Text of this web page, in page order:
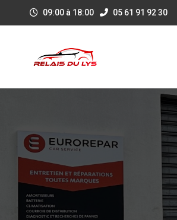
09:00 à 18:00 05 61 91 92 30